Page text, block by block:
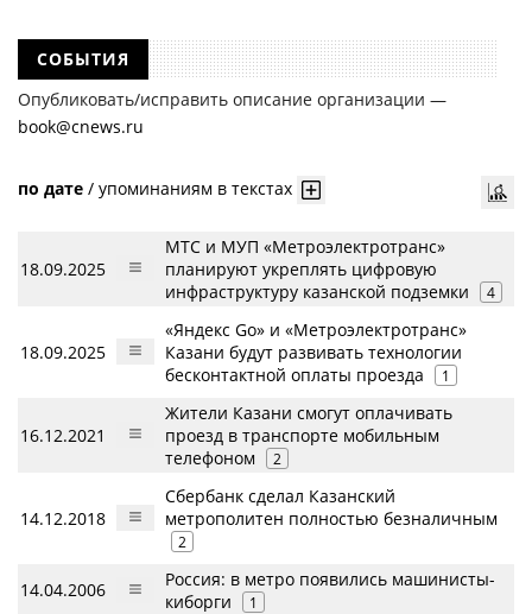
СОБЫТИЯ
Опубликовать/исправить описание организации —
book@cnews.ru
по дате / упоминаниям в текстах
18.09.2025
МТС и МУП «Метроэлектротранс»
планируют укреплять цифровую
инфраструктуру казанской подземки
4
18.09.2025
«Яндекс Go» и «Метроэлектротранс»
Казани будут развивать технологии
бесконтактной оплаты проезда
1
16.12.2021
Жители Казани смогут оплачивать
проезд в транспорте мобильным
телефоном
2
14.12.2018
Сбербанк сделал Казанский
метрополитен полностью безналичным
2
14.04.2006
Россия: в метро появились машинисты-
киборги
1